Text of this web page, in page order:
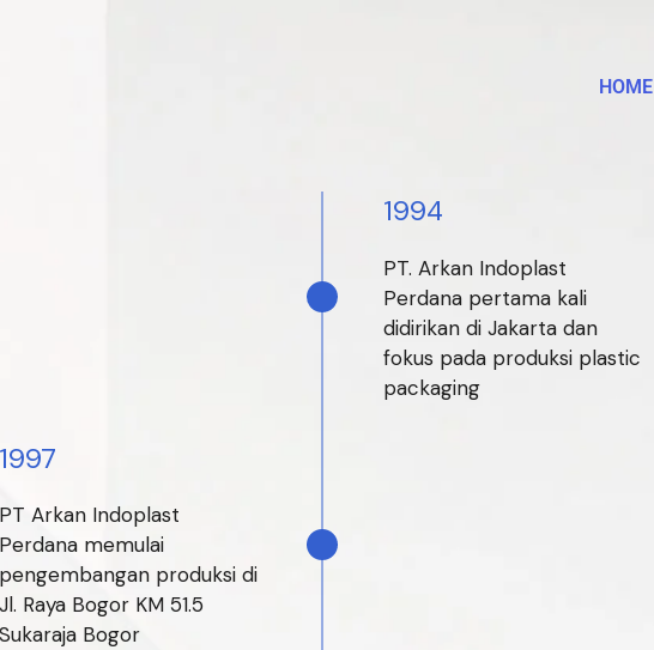
HOME
1994
PT. Arkan Indoplast
Perdana pertama kali
didirikan di Jakarta dan
fokus pada produksi plastic
packaging
1997
PT Arkan Indoplast
Perdana memulai
pengembangan produksi di
Jl. Raya Bogor KM 51.5
Sukaraja Bogor